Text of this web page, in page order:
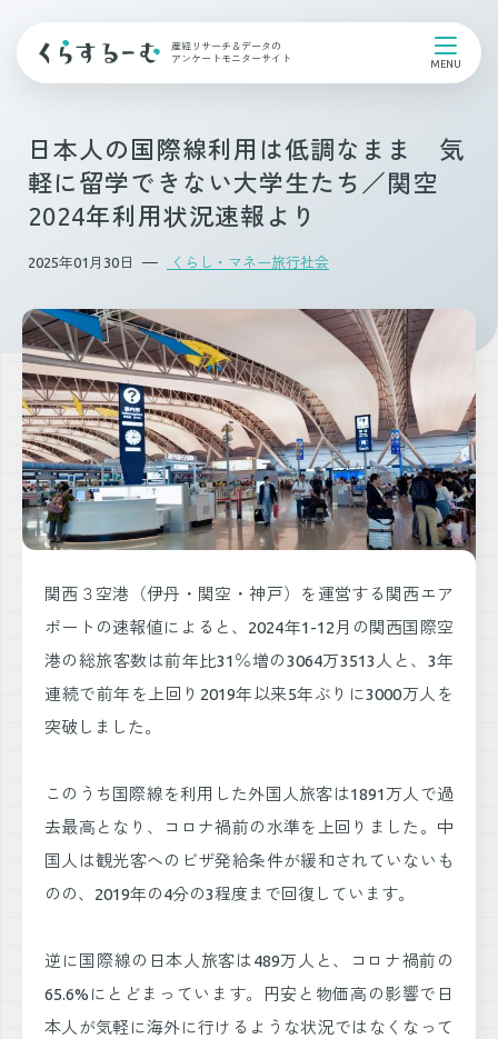
産経リサーチ＆データの
アンケートモニターサイト
日本人の国際線利用は低調なまま 気
軽に留学できない大学生たち／関空
2024年利用状況速報より
2025年01月30日 くらし・マネー旅行社会
関西３空港（伊丹・関空・神戸）を運営する関西エア
ポートの速報値によると、2024年1-12月の関西国際空
港の総旅客数は前年比31％増の3064万3513人と、3年
連続で前年を上回り2019年以来5年ぶりに3000万人を
突破しました。
このうち国際線を利用した外国人旅客は1891万人で過
去最高となり、コロナ禍前の水準を上回りました。中
国人は観光客へのビザ発給条件が緩和されていないも
のの、2019年の4分の3程度まで回復しています。
逆に国際線の日本人旅客は489万人と、コロナ禍前の
65.6%にとどまっています。円安と物価高の影響で日
本人が気軽に海外に行けるような状況ではなくなって